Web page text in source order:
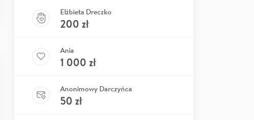
Elżbieta Dreczko
200 zł
Ania
1 000 zł
Anonimowy Darczyńca
50 zł